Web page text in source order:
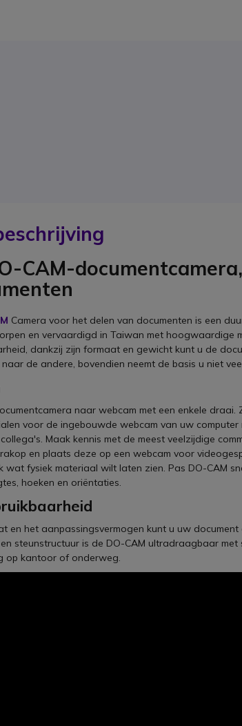
CAM-
Camera voor het delen van documenten is een
en vervaardigd in Taiwan met
dankzij zijn formaat en gewicht kunt u de
de andere, bovendien neemt de basis u niet
naar webcam met een enkele
voor de ingebouwde webcam van uw
Maak kennis met de meest veelzijdige
en plaats deze op een webcam voor
wat fysiek materiaal wilt laten zien. Pas DO-CAM
hoeken en oriëntaties.
en het aanpassingsvermogen kunt u uw
steunstructuur is de DO-CAM ultradraagbaar
op kantoor of onderweg.